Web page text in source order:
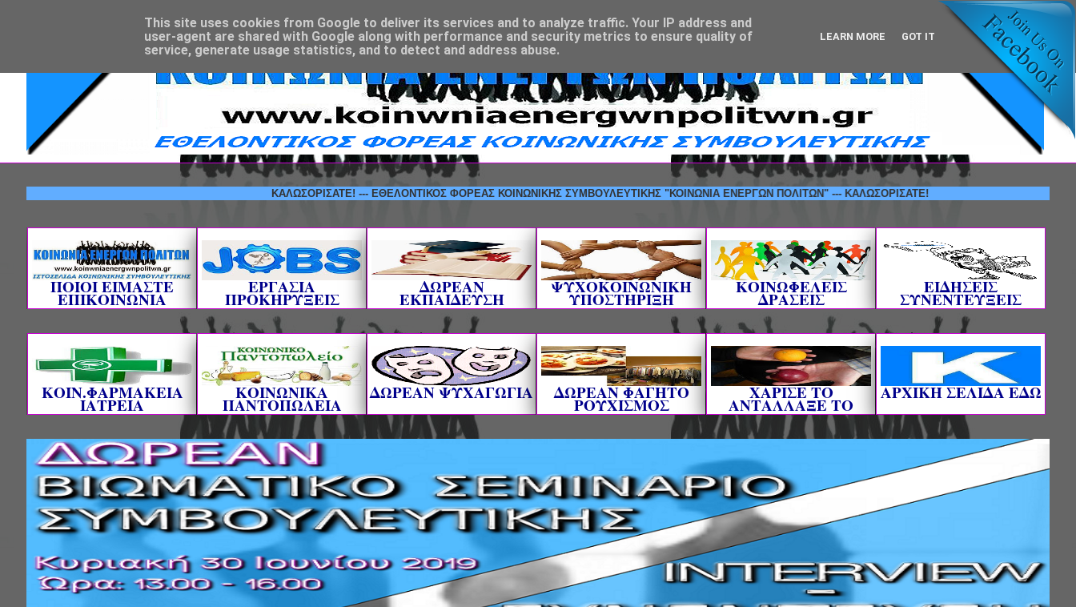
ΚΑΛΩΣΟΡΙΣΑΤΕ! --- ΕΘΕΛΟΝΤΙΚΟΣ ΦΟΡΕΑΣ ΚΟΙΝΩΝΙΚΗΣ ΣΥΜΒΟΥΛΕΥΤΙΚΗΣ "ΚΟΙΝΩΝΙΑ ΕΝΕΡΓΩΝ ΠΟΛΙΤΩΝ" --- ΚΑΛΩΣΟΡΙΣΑΤΕ!
ΠΟΙΟΙ ΕΙΜΑΣΤΕ
ΕΠΙΚΟΙΝΩΝΙΑ
ΕΡΓΑΣΙΑ
ΠΡΟΚΗΡΥΞΕΙΣ
ΔΩΡΕΑΝ
ΕΚΠΑΙΔΕΥΣΗ
ΨΥΧΟΚΟΙΝΩΝΙΚΗ
ΥΠΟΣΤΗΡΙΞΗ
ΚΟΙΝΩΦΕΛΕΙΣ
ΔΡΑΣΕΙΣ
ΕΙΔΗΣΕΙΣ
ΣΥΝΕΝΤΕΥΞΕΙΣ
ΚΟΙΝ.ΦΑΡΜΑΚΕΙΑ
ΙΑΤΡΕΙΑ
ΚΟΙΝΩΝΙΚΑ
ΠΑΝΤΟΠΩΛΕΙΑ
ΔΩΡΕΑΝ ΨΥΧΑΓΩΓΙΑ ΔΩΡΕΑΝ ΦΑΓΗΤΟ
ΡΟΥΧΙΣΜΟΣ
ΧΑΡΙΣΕ ΤΟ
ΑΝΤΑΛΛΑΞΕ ΤΟ
AΡΧΙΚΗ ΣΕΛΙΔΑ ΕΔΩ
This site uses cookies from Google to deliver its services and to analyze traffic. Your IP address and
user-agent are shared with Google along with performance and security metrics to ensure quality of
service, generate usage statistics, and to detect and address abuse.
LEARN MORE GOT IT